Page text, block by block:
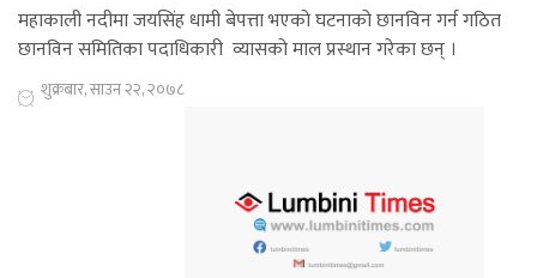
महाकाली नदीमा जयसिंह धामी बेपत्ता भएको घटनाको छानविन गर्न गठित
छानविन समितिका पदाधिकारी व्यासको माल प्रस्थान गरेका छन् ।
शुक्रबार, साउन २२, २०७८